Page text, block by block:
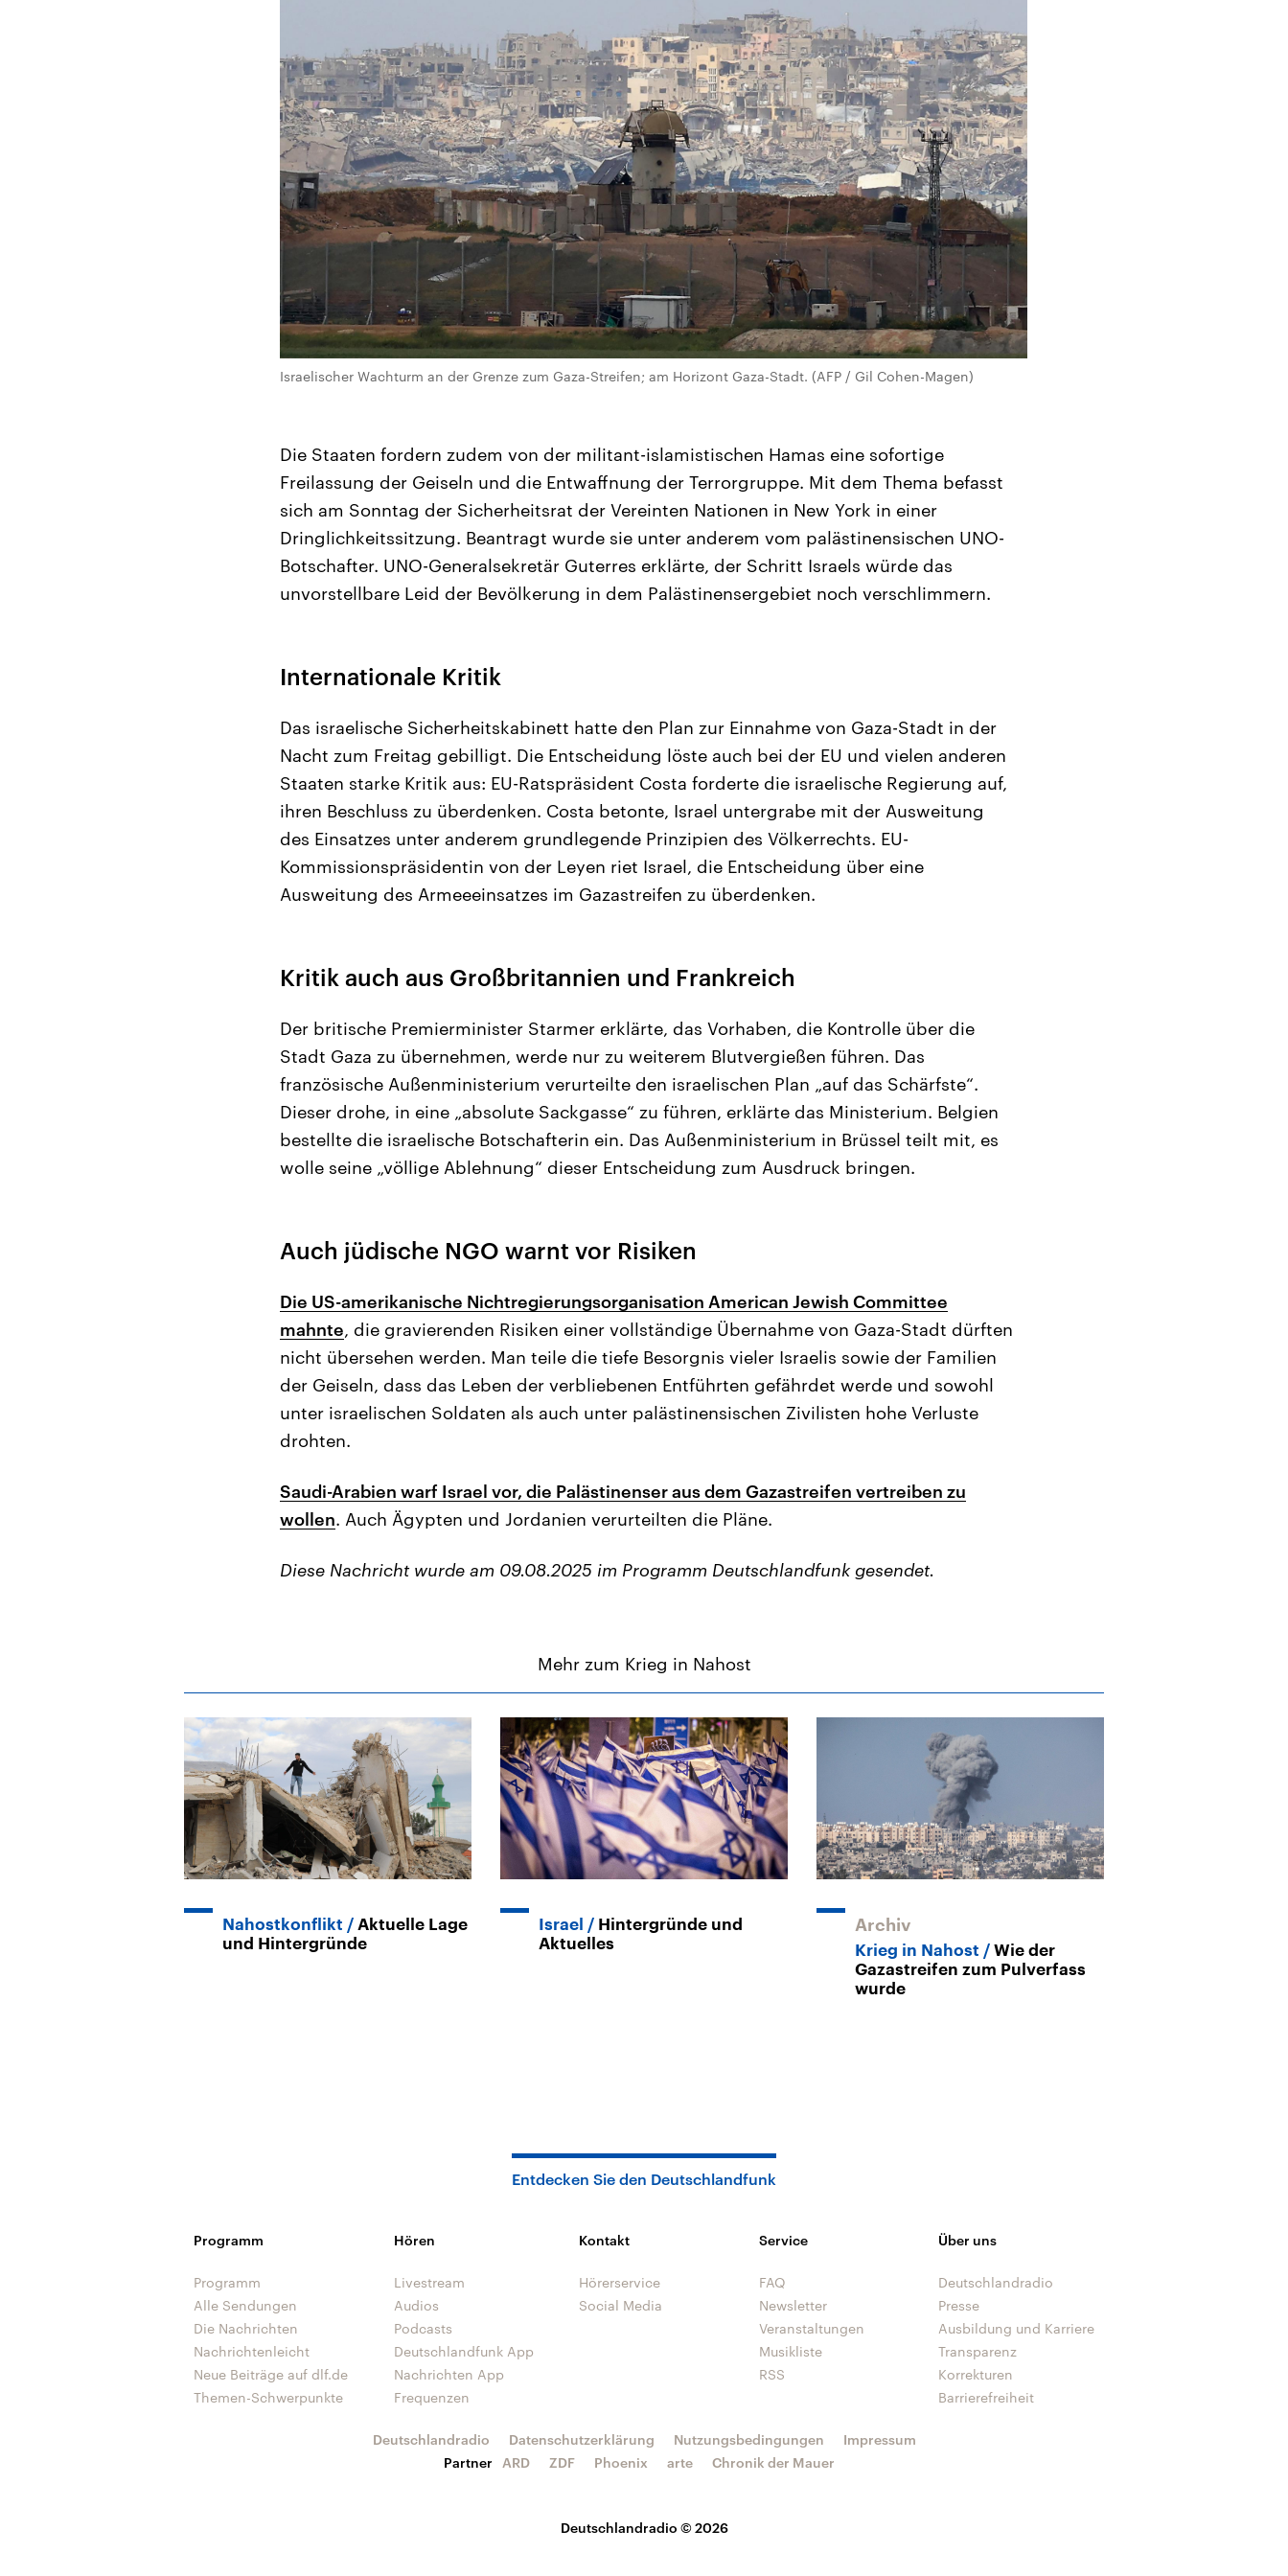
Israelischer Wachturm an der Grenze zum Gaza-Streifen; am Horizont Gaza-Stadt. (AFP / Gil Cohen-Magen)
Die Staaten fordern zudem von der militant-islamistischen Hamas eine sofortige
Freilassung der Geiseln und die Entwaffnung der Terrorgruppe. Mit dem Thema befasst
sich am Sonntag der Sicherheitsrat der Vereinten Nationen in New York in einer
Dringlichkeitssitzung. Beantragt wurde sie unter anderem vom palästinensischen UNO-
Botschafter. UNO-Generalsekretär Guterres erklärte, der Schritt Israels würde das
unvorstellbare Leid der Bevölkerung in dem Palästinensergebiet noch verschlimmern.
Internationale Kritik
Das israelische Sicherheitskabinett hatte den Plan zur Einnahme von Gaza-Stadt in der
Nacht zum Freitag gebilligt. Die Entscheidung löste auch bei der EU und vielen anderen
Staaten starke Kritik aus: EU-Ratspräsident Costa forderte die israelische Regierung auf,
ihren Beschluss zu überdenken. Costa betonte, Israel untergrabe mit der Ausweitung
des Einsatzes unter anderem grundlegende Prinzipien des Völkerrechts. EU-
Kommissionspräsidentin von der Leyen riet Israel, die Entscheidung über eine
Ausweitung des Armeeeinsatzes im Gazastreifen zu überdenken.
Kritik auch aus Großbritannien und Frankreich
Der britische Premierminister Starmer erklärte, das Vorhaben, die Kontrolle über die
Stadt Gaza zu übernehmen, werde nur zu weiterem Blutvergießen führen. Das
französische Außenministerium verurteilte den israelischen Plan „auf das Schärfste“.
Dieser drohe, in eine „absolute Sackgasse“ zu führen, erklärte das Ministerium. Belgien
bestellte die israelische Botschafterin ein. Das Außenministerium in Brüssel teilt mit, es
wolle seine „völlige Ablehnung“ dieser Entscheidung zum Ausdruck bringen.
Auch jüdische NGO warnt vor Risiken
Die US-amerikanische Nichtregierungsorganisation American Jewish Committee
mahnte, die gravierenden Risiken einer vollständige Übernahme von Gaza-Stadt dürften
nicht übersehen werden. Man teile die tiefe Besorgnis vieler Israelis sowie der Familien
der Geiseln, dass das Leben der verbliebenen Entführten gefährdet werde und sowohl
unter israelischen Soldaten als auch unter palästinensischen Zivilisten hohe Verluste
drohten.
Saudi-Arabien warf Israel vor, die Palästinenser aus dem Gazastreifen vertreiben zu
wollen. Auch Ägypten und Jordanien verurteilten die Pläne.
Diese Nachricht wurde am 09.08.2025 im Programm Deutschlandfunk gesendet.
Mehr zum Krieg in Nahost
Nahostkonflikt
Aktuelle Lage
und Hintergründe
Israel
Hintergründe und
Aktuelles
Archiv
Krieg in Nahost
Wie der
Gazastreifen zum Pulverfass
wurde
Entdecken Sie den Deutschlandfunk
Programm
Programm
Alle Sendungen
Die Nachrichten
Nachrichtenleicht
Neue Beiträge auf dlf.de
Themen-Schwerpunkte
Hören
Livestream
Audios
Podcasts
Deutschlandfunk App
Nachrichten App
Frequenzen
Kontakt
Hörerservice
Social Media
Service
FAQ
Newsletter
Veranstaltungen
Musikliste
RSS
Über uns
Deutschlandradio
Presse
Ausbildung und Karriere
Transparenz
Korrekturen
Barrierefreiheit
Deutschlandradio © 2026
Deutschlandradio Datenschutzerklärung Nutzungsbedingungen
Impressum
Partner
ARD ZDF Phoenix arte Chronik der Mauer